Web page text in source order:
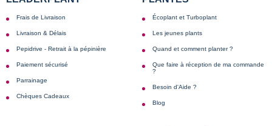
Frais de Livraison
Livraison & Délais
Pepidrive - Retrait à la pépinière
Paiement sécurisé
Parrainage
Chèques Cadeaux
Écoplant et Turboplant
Les jeunes plants
Quand et comment planter ?
Que faire à réception de ma commande
?
Besoin d'Aide ?
Blog